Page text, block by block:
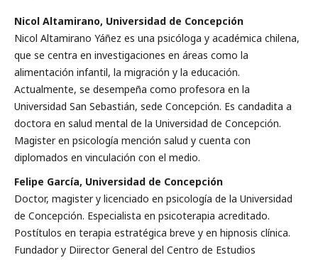
Nicol Altamirano, Universidad de Concepción
Nicol Altamirano Yáñez es una psicóloga y académica chilena,
que se centra en investigaciones en áreas como la
alimentación infantil, la migración y la educación.
Actualmente, se desempeña como profesora en la
Universidad San Sebastián, sede Concepción. Es candadita a
doctora en salud mental de la Universidad de Concepción.
Magister en psicología mención salud y cuenta con
diplomados en vinculación con el medio.
Felipe García, Universidad de Concepción
Doctor, magister y licenciado en psicología de la Universidad
de Concepción. Especialista en psicoterapia acreditado.
Postítulos en terapia estratégica breve y en hipnosis clínica.
Fundador y Diirector General del Centro de Estudios